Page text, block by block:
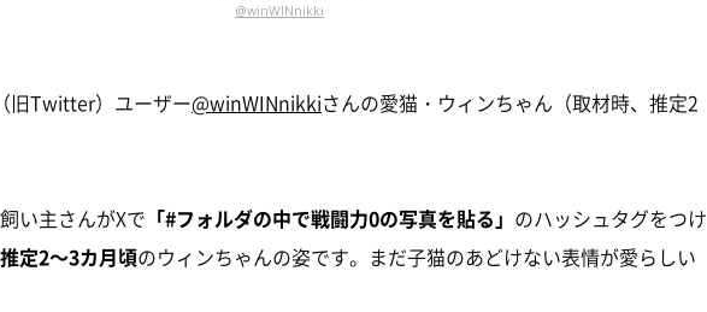
@winWINnikki
旧Twitter）ユーザー@winWINnikkiさんの愛猫・ウィンちゃん（取材時、推定2
い主さんがXで 「#フォルダの中で戦闘力0の写真を貼る」 のハッシュタグをつけ
定2～3カ月頃のウィンちゃんの姿です。まだ子猫のあどけない表情が愛らしい